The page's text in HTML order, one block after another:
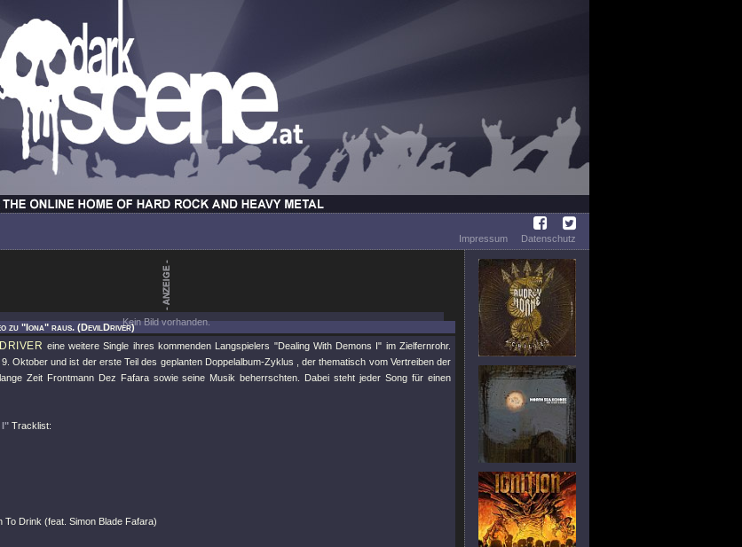
Impressum
Datenschutz
Kein Bild vorhanden.
zu "Iona" raus. (DevilDriver)
eine weitere Single ihres kommenden Langspielers "Dealing With Demons I" im Zielfernrohr.
Oktober und ist der erste Teil des geplanten Doppelalbum-Zyklus , der thematisch vom Vertreiben der
Zeit Frontmann Dez Fafara sowie seine Musik beherrschten. Dabei steht jeder Song für einen
I" Tracklist:
To Drink (feat. Simon Blade Fafara)